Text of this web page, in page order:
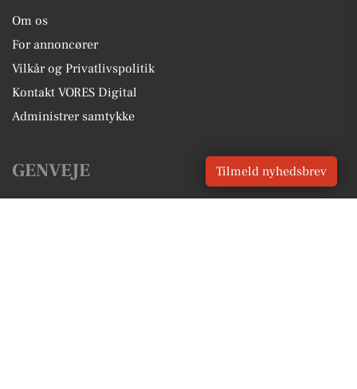
Om os
For annoncører
Vilkår og Privatlivspolitik
Kontakt VORES Digital
Administrer samtykke
GENVEJE Tilmeld nyhedsbrev